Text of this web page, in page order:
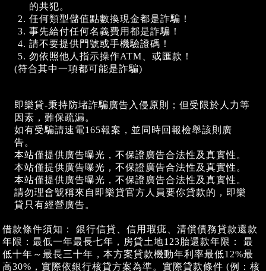
的共犯。
任何類型儲值點數換現金都是詐騙！
事先給付任何名義費用都是詐騙！
請不要提供門號或手機驗證碼！
勿依照他人指示操作ATM、或匯款！
(符合其中一項都可能是詐騙)
即樂貸-秉持防堵詐騙廣告入侵原則；但受限於人力等
因素，難保疏漏。
如有受騙請速電165報案，並同時回報檢舉該則廣
告。
本站僅提供廣告曝光，不保證廣告合法性及真實性。
本站僅提供廣告曝光，不保證廣告合法性及真實性。
本站僅提供廣告曝光，不保證廣告合法性及真實性。
請勿理會號稱來自即樂貸官方人員要你貸款的，即樂
貸只有經營廣告。
借款條件須知： 銀行信貸、信用瑕疵、清償債務貸款還款
年限：最低一年最長七年，房貸土地123胎還款年限： 最
低十年～最長三十年，本方案貸款機動年利率最低12%最
高30%，實際依銀行核貸方案為準。實際貸款條件 (例：核